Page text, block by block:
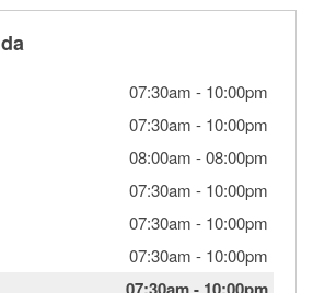
07:30am - 10:00pm
07:30am - 10:00pm
08:00am -08:00pm
07:30am - 10:00pm
07:30am - 10:00pm
07:30am - 10:00pm